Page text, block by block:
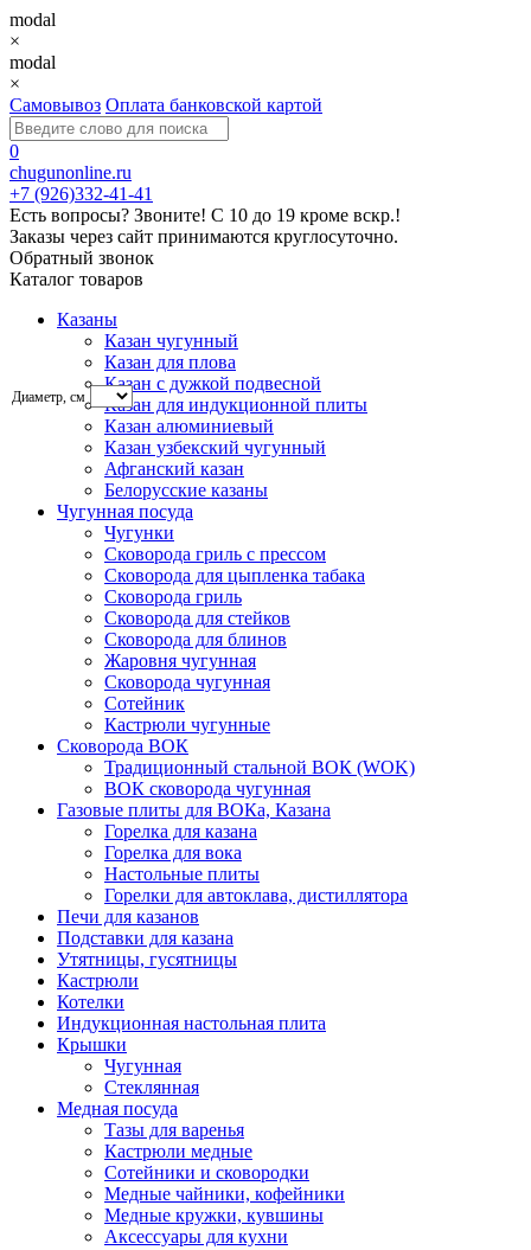
modal
×
modal
×
Самовывоз Оплата банковской картой
0
chugunonline.ru
+7 (926)332-41-41
Есть вопросы? Звоните! С 10 до 19 кроме вскр.!
Заказы через сайт принимаются круглосуточно.
Обратный звонок
Каталог товаров
Казаны
Казан чугунный
Казан для плова
Казан с дужкой подвесной
Казан для индукционной плиты
Казан алюминиевый
Казан узбекский чугунный
Афганский казан
Белорусские казаны
Чугунная посуда
Чугунки
Сковорода гриль с прессом
Сковорода для цыпленка табака
Сковорода гриль
Сковорода для стейков
Сковорода для блинов
Жаровня чугунная
Сковорода чугунная
Сотейник
Кастрюли чугунные
Сковорода ВОК
Традиционный стальной ВОК (WOK)
ВОК сковорода чугунная
Газовые плиты для ВОКа, Казана
Горелка для казана
Горелка для вока
Настольные плиты
Горелки для автоклава, дистиллятора
Печи для казанов
Подставки для казана
Утятницы, гусятницы
Кастрюли
Котелки
Индукционная настольная плита
Крышки
Чугунная
Стеклянная
Медная посуда
Тазы для варенья
Кастрюли медные
Сотейники и сковородки
Медные чайники, кофейники
Медные кружки, кувшины
Аксессуары для кухни
Диаметр, см